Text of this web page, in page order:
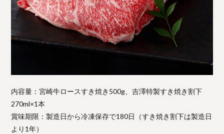
内容量：宮崎牛ロースすき焼き500g、吉澤特製すき焼き割下
270ml×1本
賞味期限：製造日から冷凍保存で180日（すき焼き割下は製造日
より1年）